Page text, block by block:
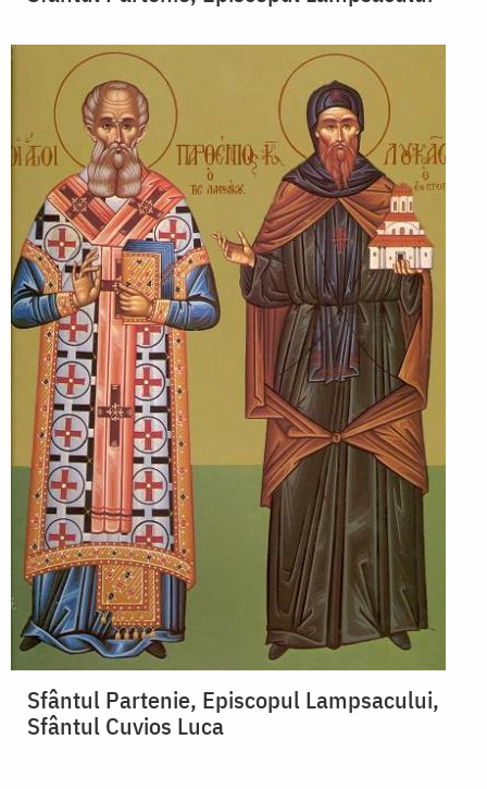
Sfântul Partenie, Episcopul Lampsacului,
Sfântul Cuvios Luca